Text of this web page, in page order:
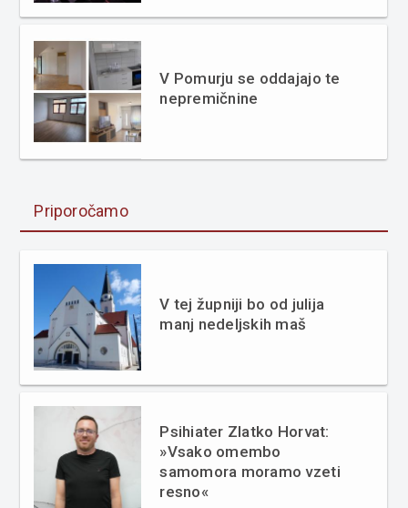
V Pomurju se oddajajo te
nepremičnine
Priporočamo
V tej župniji bo od julija
manj nedeljskih maš
Psihiater Zlatko Horvat:
»Vsako omembo
samomora moramo vzeti
resno«